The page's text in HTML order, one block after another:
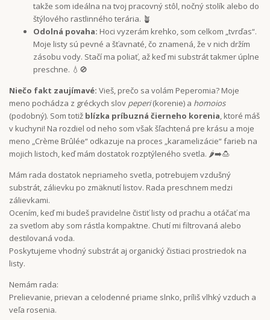
takže som ideálna na tvoj pracovný stôl, nočný stolík alebo do
štýlového rastlinného terária. 🪴
Odolná povaha: Hoci vyzerám krehko, som celkom „tvrďas“.
Moje listy sú pevné a šťavnaté, čo znamená, že v nich držím
zásobu vody. Stačí ma poliať, až keď mi substrát takmer úplne
preschne. 💧🚫
Niečo fakt zaujímavé: Vieš, prečo sa volám Peperomia? Moje
meno pochádza z gréckych slov peperi(korenie) a homoios
(podobný). Som totiž blízka príbuzná čierneho korenia, ktoré máš
v kuchyni! Na rozdiel od neho som však šľachtená pre krásu a moje
meno „Crème Brûlée“ odkazuje na proces „karamelizácie“ farieb na
mojich listoch, keď mám dostatok rozptýleného svetla. 🌶️➡️🍮
Mám rada dostatok nepriameho svetla, potrebujem vzdušný
substrát, zálievku po zmäknutí listov. Rada preschnem medzi
zálievkami.
Ocením, keď mi budeš pravidelne čistiť listy od prachu a otáčať ma
za svetlom aby som rástla kompaktne. Chutí mi filtrovaná alebo
destilovaná voda.
Poskytujeme vhodný substrát aj organický čistiaci prostriedok na
listy.
Nemám rada:
Prelievanie, prievan a celodenné priame slnko, príliš vlhký vzduch a
veľa rosenia.